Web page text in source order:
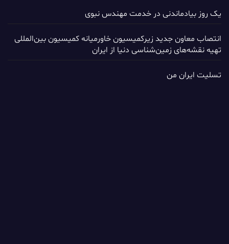
یک روز بیادماندنی در خدمت مهندس نبوی
انتصاب معاون جدید زیرکمیسیون خاورمیانه کمیسیون بین‌المللی
تهیه نقشه‌های زمین‌شناسی دنیا از ایران
تسلیت ایران من